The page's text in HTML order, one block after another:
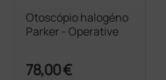
Otoscópio halogéno
Parker - Operative
78,00 €